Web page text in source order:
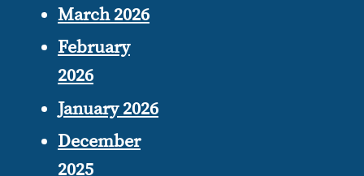
March 2026
February
2026
January 2026
December
2025